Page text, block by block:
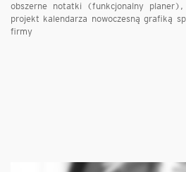
obszerne notatki (funkcjonalny
projekt kalendarza nowoczesną grafiką
firmy